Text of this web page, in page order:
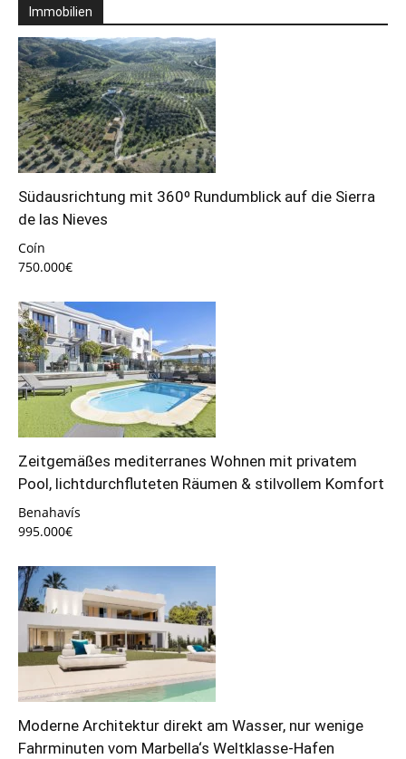
Immobilien
Südausrichtung mit 360º Rundumblick auf die Sierra
de las Nieves
Coín
750.000€
Zeitgemäßes mediterranes Wohnen mit privatem
Pool, lichtdurchfluteten Räumen & stilvollem Komfort
Benahavís
995.000€
Moderne Architektur direkt am Wasser, nur wenige
Fahrminuten vom Marbella‘s Weltklasse-Hafen